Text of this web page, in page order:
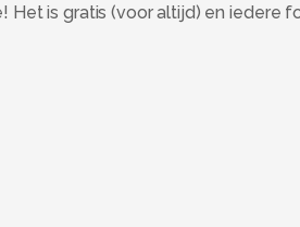
is gratis (voor altijd) en iedere